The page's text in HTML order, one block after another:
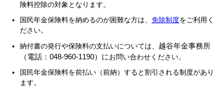
険料控除の対象となります。
国民年金保険料を納めるのが困難な方は、 免除制度をご利用く
ださい。
納付書の発行や保険料の支払いについては、 越谷年金事務所
（電話：048-960-1190）にお問い合わせください。
国民年金保険料を前払い（前納）すると割引される制度があり
ます。